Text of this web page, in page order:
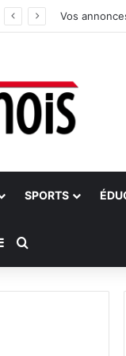
Vos
SPORTS
Aléatoire
Sidebar (barre
Rechercher